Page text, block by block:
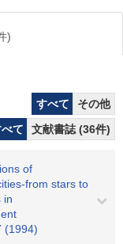
)
すべて
その他
て
文献書誌 (36件)
of
from stars to
in
(1994)